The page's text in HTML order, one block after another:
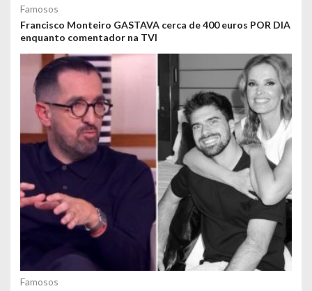
Famosos
Francisco Monteiro GASTAVA cerca de 400 euros POR DIA
enquanto comentador na TVI
Famosos